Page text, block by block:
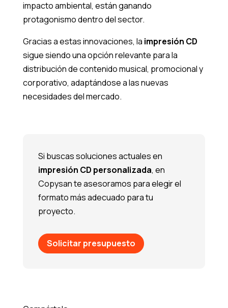
impacto ambiental, están ganando
protagonismo dentro del sector.
Gracias a estas innovaciones, la impresión CD
sigue siendo una opción relevante para la
distribución de contenido musical, promocional y
corporativo, adaptándose a las nuevas
necesidades del mercado.
Si buscas soluciones actuales en
impresión CD personalizada, en
Copysan te asesoramos para elegir el
formato más adecuado para tu
proyecto.
Solicitar presupuesto